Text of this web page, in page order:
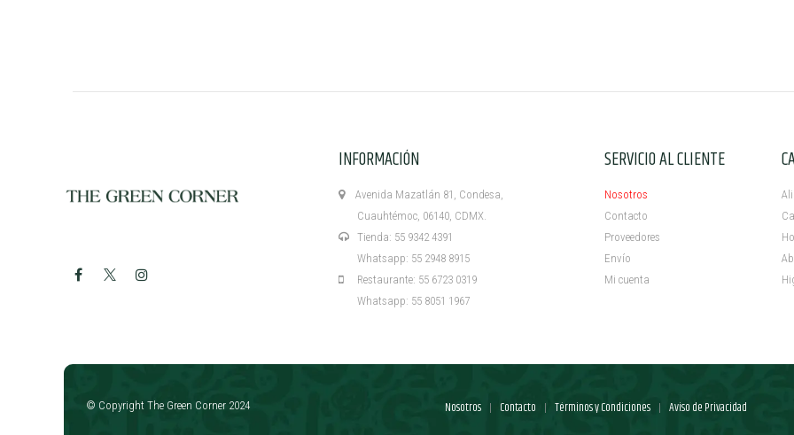
INFORMACIÓN
Avenida Mazatlán 81, Condesa,
Cuauhtémoc, 06140, CDMX.
Tienda: 55 9342 4391
Whatsapp: 55 2948 8915
Restaurante: 55 6723 0319
Whatsapp: 55 8051 1967
SERVICIO AL CLIENTE
Nosotros
Contacto
Proveedores
Envío
Mi cuenta ​
Nosotros | Contacto | Términos y Condiciones | Aviso de Privacidad
© Copyright The Green Corner 2024